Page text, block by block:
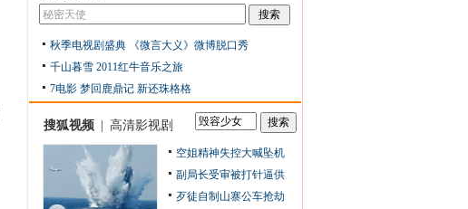
秋季电视剧盛典
《微言大义》微博脱口秀
千山暮雪 2011红牛音乐之旅
7电影 梦回鹿鼎记 新还珠格格
搜狐视频 高清影视剧
空姐精神失控大喊坠机
副局长受审被打针逼供
歹徒自制山寨公车抢劫